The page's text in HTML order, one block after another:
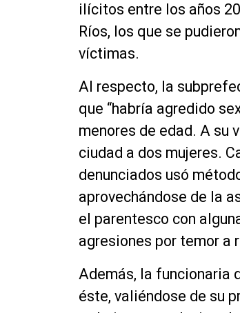
ilícitos entre los años
Ríos, los que se
víctimas.
Al respecto, la
que “habría agredido
menores de edad. A su
ciudad a dos mujeres.
denunciados usó
aprovechándose de la
el parentesco con
agresiones por temor a
Además, la funcionaria
éste, valiéndose de su